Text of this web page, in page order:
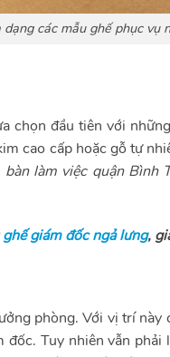
các mẫu ghế phục vụ
chọn đầu tiên với
cao cấp hoặc gỗ tự
bàn làm việc quận Bình
ghế giám đốc ngả lưng,
phòng. Với vị trí này
đốc. Tuy nhiên vẫn